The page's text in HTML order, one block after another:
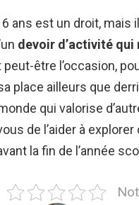
ans est un droit, mais il
devoir d’activité qui
peut-être l’occasion,
place ailleurs que
qui valorise
de l’aider à explorer
la fin de l’année